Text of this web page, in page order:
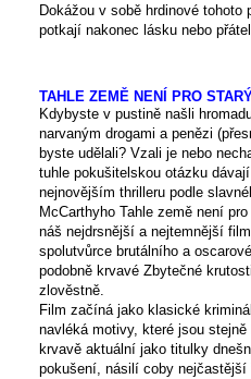
Dokážou v sobě hrdinové
potkají nakonec lásku nebo
TAHLE ZEMĚ NENÍ PRO
Kdybyste v pustině našli
narvaným drogami a penězi
byste udělali? Vzali je nebo
tuhle pokušitelskou otázku
nejnovějším thrilleru podle
McCarthyho Tahle země není
náš nejdrsnější a nejtemnější
spolutvůrce brutálního a
podobně krvavé Zbytečné
zlověstně.
Film začíná jako klasické
navléká motivy, které jsou
krvavě aktuální jako titulky
pokušení, násilí coby nejčastější